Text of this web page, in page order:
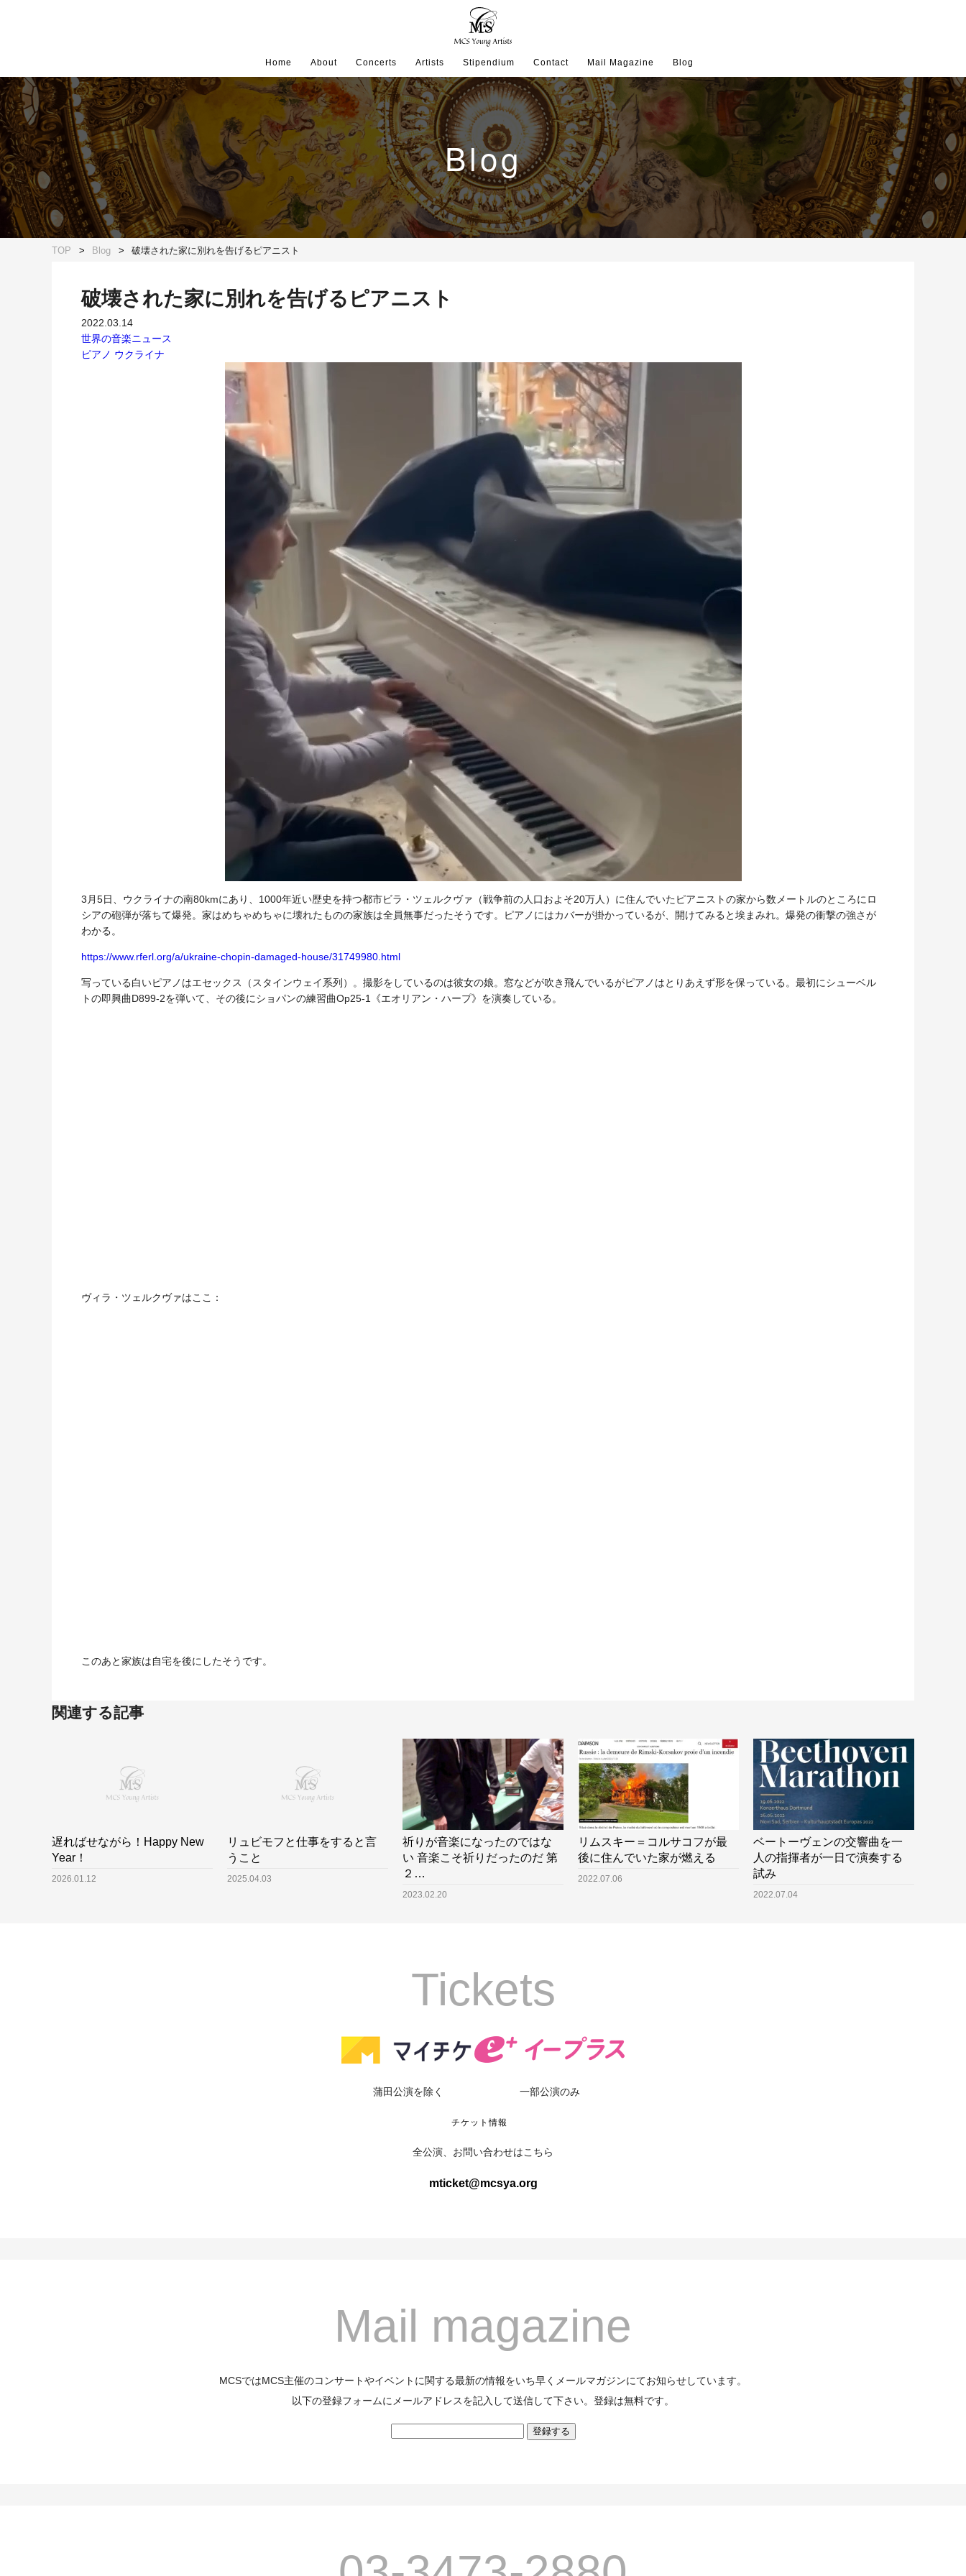
Home About Concerts Artists Stipendium Contact Mail Magazine Blog
Blog
TOP Blog 破壊された家に別れを告げるピアニスト
破壊された家に別れを告げるピアニスト
2022.03.14
世界の音楽ニュース
ピアノ ウクライナ
3月5日、ウクライナの南80kmにあり、1000年近い歴史を持つ都市ビラ・ツェルクヴァ（戦争前の人口およそ20万人）に住んでいたピアニストの家から数メートルのところにロ
シアの砲弾が落ちて爆発。家はめちゃめちゃに壊れたものの家族は全員無事だったそうです。ピアノにはカバーが掛かっているが、開けてみると埃まみれ。爆発の衝撃の強さが
わかる。
https://www.rferl.org/a/ukraine-chopin-damaged-house/31749980.html
写っている白いピアノはエセックス（スタインウェイ系列）。撮影をしているのは彼女の娘。窓などが吹き飛んでいるがピアノはとりあえず形を保っている。最初にシューベル
トの即興曲D899-2を弾いて、その後にショパンの練習曲Op25-1《エオリアン・ハープ》を演奏している。
ヴィラ・ツェルクヴァはここ：
このあと家族は自宅を後にしたそうです。
関連する記事
遅ればせながら！Happy New
Year！
2026.01.12
リュビモフと仕事をすると言
うこと
2025.04.03
祈りが音楽になったのではな
い 音楽こそ祈りだったのだ 第
２…
2023.02.20
リムスキー＝コルサコフが最
後に住んでいた家が燃える
2022.07.06
ベートーヴェンの交響曲を一
人の指揮者が一日で演奏する
試み
2022.07.04
Tickets
蒲田公演を除く 一部公演のみ
チケット情報
全公演、お問い合わせはこちら
mticket@mcsya.org
Mail magazine
MCSではMCS主催のコンサートやイベントに関する最新の情報をいち早くメールマガジンにてお知らせしています。
以下の登録フォームにメールアドレスを記入して送信して下さい。登録は無料です。